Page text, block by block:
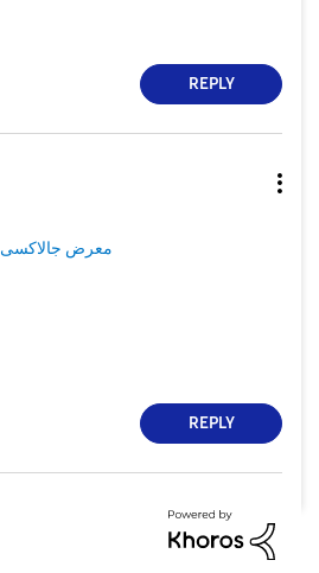
REPLY
معرض جالاكسى
REPLY